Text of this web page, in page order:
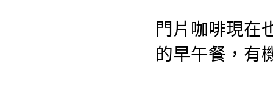
門片咖啡現在
的早午餐，有